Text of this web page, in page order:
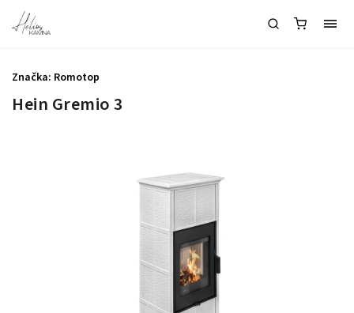
Hein Gremio 3
Značka: Romotop